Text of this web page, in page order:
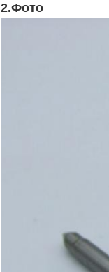
2.Фото